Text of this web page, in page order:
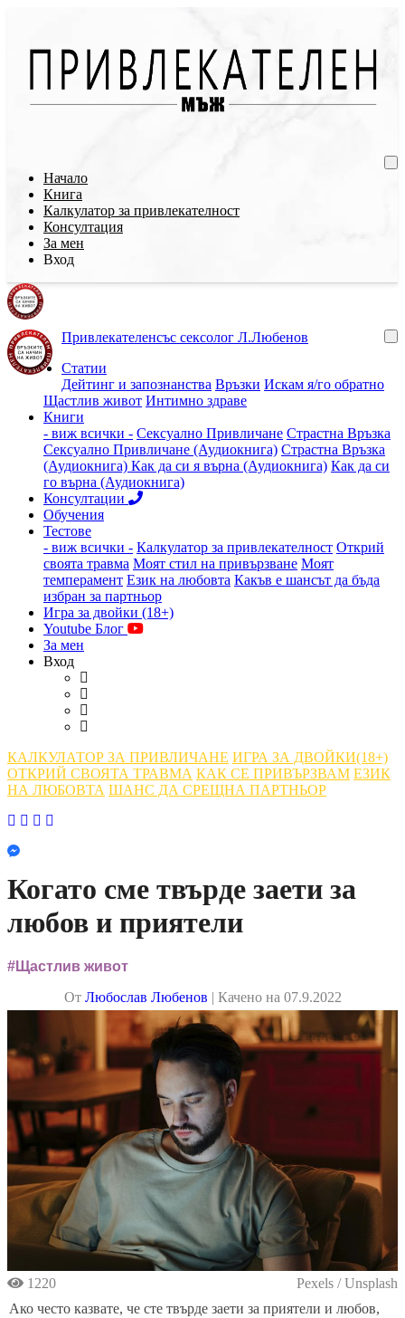
Начало
Книга
Калкулатор за привлекателност
Консултация
За мен
Вход
Привлекателенсъс сексолог Л.Любенов
Статии
Дейтинг и запознанства Връзки Искам я/го обратно
Щастлив живот Интимно здраве
Книги
- виж всички - Сексуално Привличане Страстна Връзка
Сексуално Привличане (Аудиокнига) Страстна Връзка
(Аудиокнига) Как да си я върна (Аудиокнига) Как да си
го върна (Аудиокнига)
Консултации
Обучения
Тестове
- виж всички - Калкулатор за привлекателност Открий
своята травма Моят стил на привързване Моят
темперамент Език на любовта Какъв е шансът да бъда
избран за партньор
Игра за двойки (18+)
Youtube Блог
За мен
Вход
КАЛКУЛАТОР ЗА ПРИВЛИЧАНЕ ИГРА ЗА ДВОЙКИ(18+)
ОТКРИЙ СВОЯТА ТРАВМА КАК СЕ ПРИВЪРЗВАМ ЕЗИК
НА ЛЮБОВТА ШАНС ДА СРЕЩНА ПАРТНЬОР
Facebook
Instagram
YouTube
Когато сме твърде заети за
любов и приятели
#Щастлив живот
Oт Любослав Любенов | Качено на 07.9.2022
1220
Pexels / Unsplash
Ако често казвате, че сте твърде заети за приятели и любов,